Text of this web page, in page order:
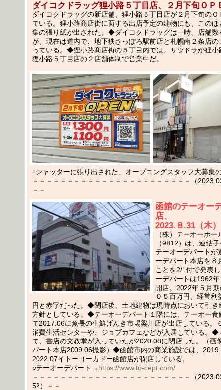
ダイコクドラッグ狸小路５丁目店、２月下旬ＯＰ
ダイコクドラッグの新店舗、狸小路５丁目店が２月下旬の
ている。狸小路商店街に面する出店予定の建物にも、このほ
集の張り紙が出された。◆ダイコクドラッグは一時、店舗数
が、現在は道内で、地下鉄さっぽろ駅前店と札幌南２条店の
っている。◆狸小路商店街の５丁目内では、サツドラが狸小
狸小路５丁目店の２店舗体制で営業中だ。
↑シャッターに張り出された、オープニングスタッフ大募集
－－－－－－－－－－－－－－－－－－－－－－－（
－－
函館のテーオー
店、
2023.８.31（木
（株）テーオーホ
（9812）は、連結
テーオーデパートが
ーデパート本店を８
ことを2/1付で発表
ーデパートは1962
開店。2022年５月
０５百万円、経常
円と赤字だった。◆閉店後、土地建物は現時点において引き
方針としている。◆テーオーデパート１階には、テーオー食
て2017.06に魚長の生鮮げんき市場梁川店が出店している。
消費生活センターや、ジョブカフェなどが入居している。◆
て、書店の文教堂が入っていたが2020.08に閉店した。（画
パート本店2009.06撮影）◆函館市内の商業施設では、
2022.07イトーヨーカドー函館店が閉店している。
○テーオーデパート→ https://www.to-dept.com/
－－－－－－－－－－－－－－－－－－－－－－－（
52）－－